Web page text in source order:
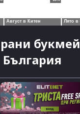
България